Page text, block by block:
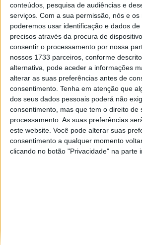
conteúdos, pesquisa de audiências e
serviços. Com a sua permissão, nós e os
poderemos usar identificação e dados
precisos através da procura de
consentir o processamento por nossa
nossos 1733 parceiros, conforme
alternativa, pode aceder a informações
alterar as suas preferências antes de
consentimento. Tenha em atenção que
dos seus dados pessoais poderá não
consentimento, mas que tem o direito de
processamento. As suas preferências
este website. Você pode alterar suas
consentimento a qualquer momento
clicando no botão "Privacidade" na parte
Sobre
Especialistas em automóveis,
motorizados há 48 anos.
Informação importante
Ficha técnica
Estatuto editorial
Política de privacidade
Termos e condições